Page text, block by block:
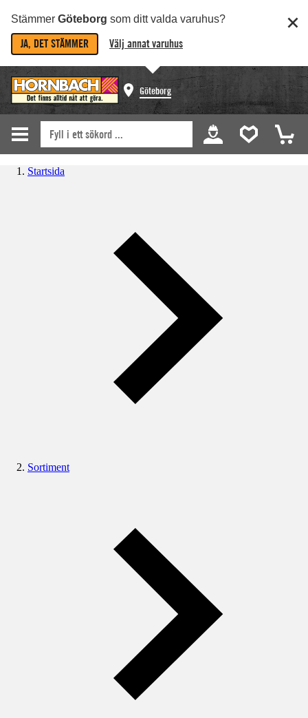
Stämmer Göteborg som ditt valda varuhus?
JA, DET STÄMMER Välj annat varuhus
Göteborg
Startsida
Sortiment